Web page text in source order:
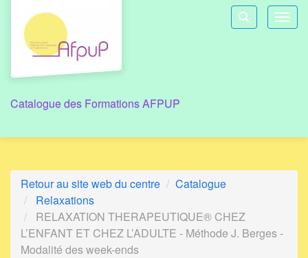
Aller au menu principal
Aller au contenu principal
Personnaliser l'interface
Rechercher
Catalogue des Formations AFPUP
Retour au site web du centre
Catalogue
Relaxations
RELAXATION THERAPEUTIQUE® CHEZ
L’ENFANT ET CHEZ L’ADULTE - Méthode J. Berges -
Modalité des week-ends